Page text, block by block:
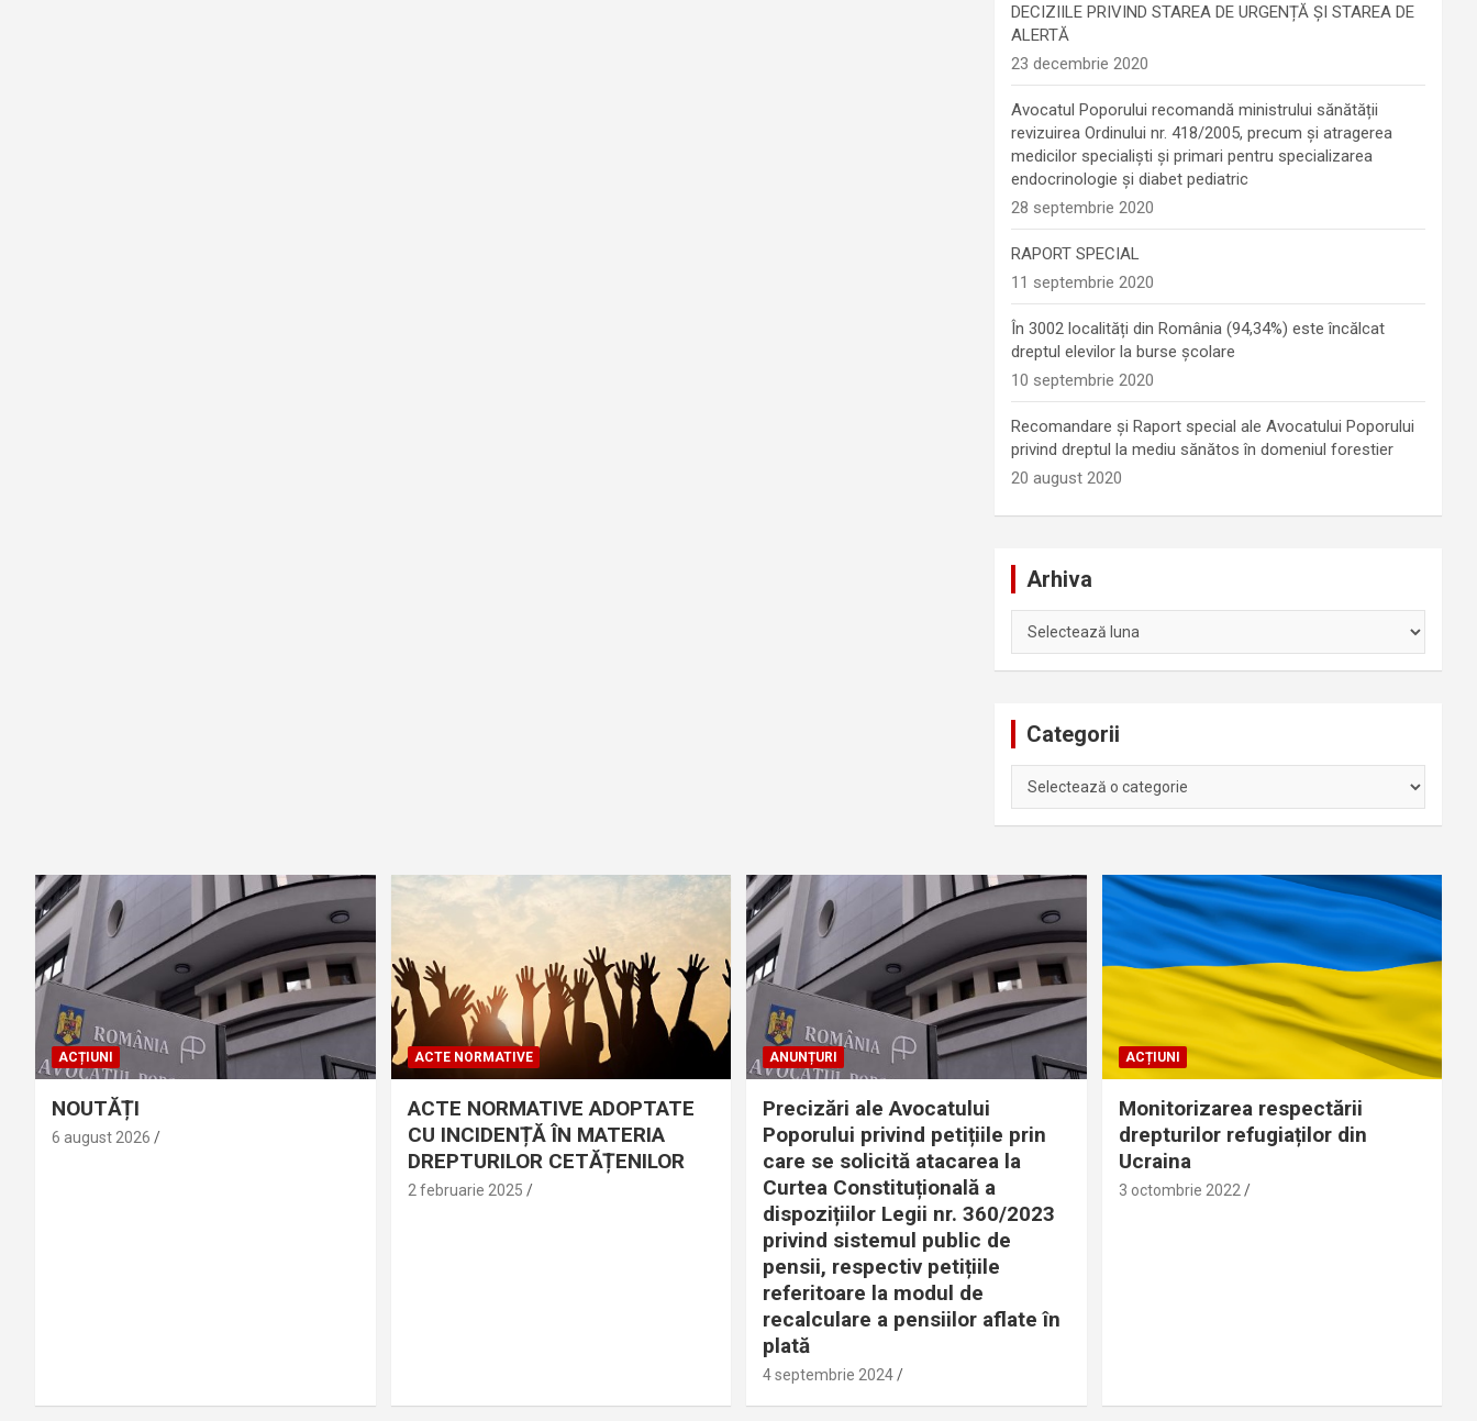
DECIZIILE PRIVIND STAREA DE URGENȚĂ ȘI STAREA DE
ALERTĂ
23 decembrie 2020
Avocatul Poporului recomandă ministrului sănătății
revizuirea Ordinului nr. 418/2005, precum și atragerea
medicilor specialiști și primari pentru specializarea
endocrinologie şi diabet pediatric
28 septembrie 2020
RAPORT SPECIAL
11 septembrie 2020
În 3002 localități din România (94,34%) este încălcat
dreptul elevilor la burse școlare
10 septembrie 2020
Recomandare și Raport special ale Avocatului Poporului
privind dreptul la mediu sănătos în domeniul forestier
20 august 2020
Arhiva
Categorii
ACȚIUNI
NOUTĂȚI
6 august 2026
ACTE NORMATIVE
ACTE NORMATIVE ADOPTATE
CU INCIDENȚĂ ÎN MATERIA
DREPTURILOR CETĂȚENILOR
2 februarie 2025
ANUNȚURI
Precizări ale Avocatului
Poporului privind petițiile prin
care se solicită atacarea la
Curtea Constituțională a
dispozițiilor Legii nr. 360/2023
privind sistemul public de
pensii, respectiv petițiile
referitoare la modul de
recalculare a pensiilor aflate în
plată
4 septembrie 2024
ACȚIUNI
Monitorizarea respectării
drepturilor refugiaților din
Ucraina
3 octombrie 2022